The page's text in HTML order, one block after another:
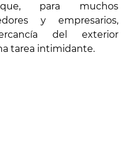
para muchos
y empresarios,
del exterior
tarea intimidante.